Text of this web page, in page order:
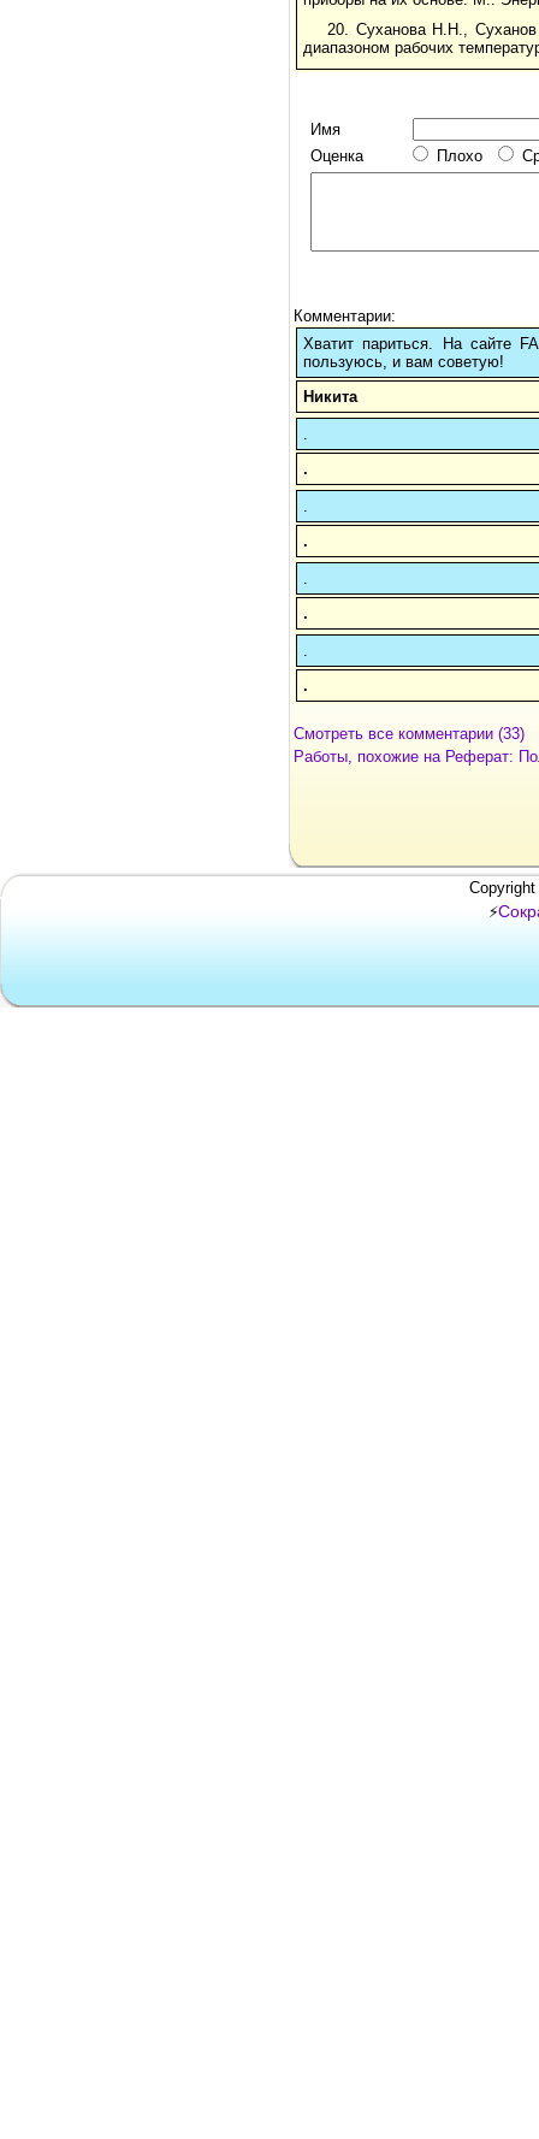
20. Суханова Н.Н.,
диапазоном рабочих
Имя
Оценка
Плохо
Комментарии:
Хватит париться. На сайте
пользуюсь, и вам советую!
Никита
.
.
.
.
Смотреть все комментарии (33)
Работы, похожие на Реферат:
⚡